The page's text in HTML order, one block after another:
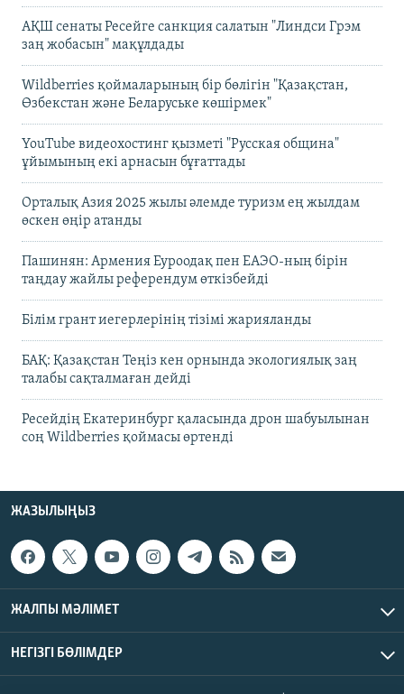
АҚШ сенаты Ресейге санкция салатын "Линдси Грэм
заң жобасын" мақұлдады
Wildberries қоймаларының бір бөлігін "Қазақстан,
Өзбекстан және Беларуське көшірмек"
YouTube видеохостинг қызметі "Русская община"
ұйымының екі арнасын бұғаттады
Орталық Азия 2025 жылы әлемде туризм ең жылдам
өскен өңір атанды
Пашинян: Армения Еуроодақ пен ЕАЭО-ның бірін
таңдау жайлы референдум өткізбейді
Білім грант иегерлерінің тізімі жарияланды
БАҚ: Қазақстан Теңіз кен орнында экологиялық заң
талабы сақталмаған дейді
Ресейдің Екатеринбург қаласында дрон шабуылынан
соң Wildberries қоймасы өртенді
ЖАЗЫЛЫҢЫЗ
ЖАЛПЫ МӘЛІМЕТ
НЕГІЗГІ БӨЛІМДЕР